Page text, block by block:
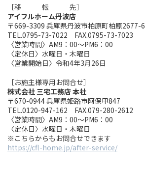
［移 転 先］
アイフルホーム丹波店
〒669-3309 兵庫県丹波市柏原町柏原2677-6
TEL.0795-73-7022 FAX.0795-73-7023
〈営業時間〉AM9：00～PM6：00
〈定休日〉水曜日・木曜日
〈営業開始日〉令和4年3月26日
［お施主様専用お問合せ］
株式会社 三宅工務店 本社
〒670-0944 兵庫県姫路市阿保甲847
TEL.0120-947-162 FAX.079-280-2612
〈営業時間〉AM9：00～PM6：00
〈定休日〉水曜日・木曜日
※こちらからもお問合せできます
https://cfl-home.jp/after-service/